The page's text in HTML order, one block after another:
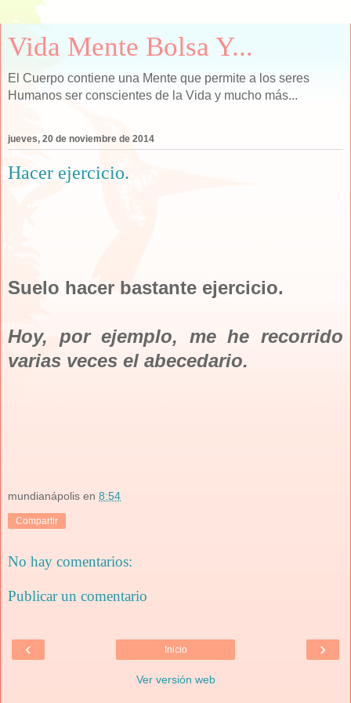
Vida Mente Bolsa Y...
El Cuerpo contiene una Mente que permite a los seres
Humanos ser conscientes de la Vida y mucho más...
jueves, 20 de noviembre de 2014
Hacer ejercicio.
Suelo hacer bastante ejercicio.
Hoy, por ejemplo, me he recorrido
varias veces el abecedario.
mundianápolis en 8:54
Compartir
No hay comentarios:
Publicar un comentario
‹ ›
Inicio
Ver versión web